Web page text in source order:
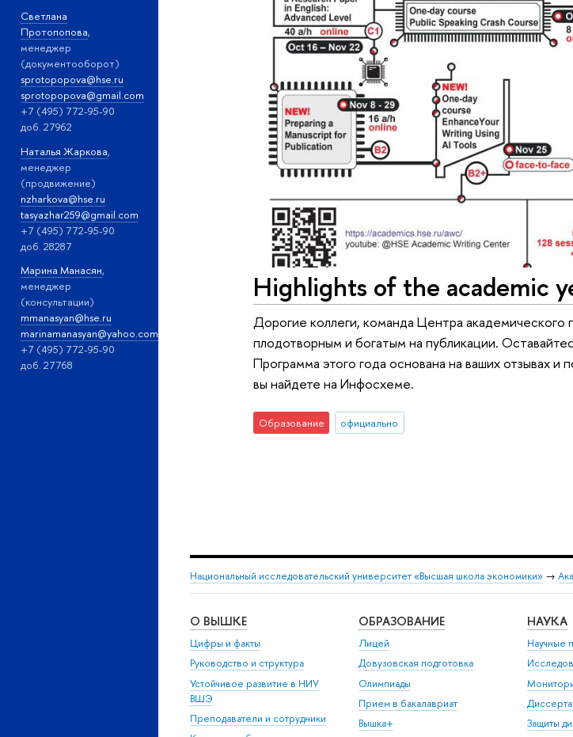
Светлана
Протопопова,
менеджер
(документооборот)
sprotopopova@hse.ru
sprotopopova@gmail.com
+7 (495) 772-95-90
доб. 27962
Наталья Жаркова,
менеджер
(продвижение)
nzharkova@hse.ru
tasyazhar259@gmail.com
+7 (495) 772-95-90
доб. 28287
Марина Манасян,
менеджер
(консультации)
mmanasyan@hse.ru
marinamanasyan@yahoo.com
+7 (495) 772-95-90
доб. 27768
Highlights of the academic
Дорогие коллеги, команда Центра академического
плодотворным и богатым на публикации.
Программа этого года основана на ваших отзывах
вы найдете на Инфосхеме.
Образование официально
Национальный исследовательский университет «Высшая школа экономики» →
О ВЫШКЕ
Цифры и факты
Руководство и структура
Устойчивое развитие в НИУ
ВШЭ
Преподаватели и сотрудники
ОБРАЗОВАНИЕ
Лицей
Довузовская подготовка
Олимпиады
Прием в бакалавриат
Вышка+
НАУКА
Научные
Защиты